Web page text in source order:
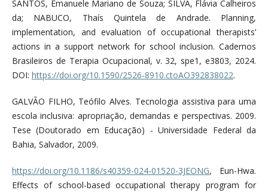
SANTOS, Emanuele Mariano de Souza; SILVA, Flávia Calheiros
da; NABUCO, Thaís Quintela de Andrade. Planning,
implementation, and evaluation of occupational therapists’
actions in a support network for school inclusion. Cadernos
Brasileiros de Terapia Ocupacional, v. 32, spe1, e3803, 2024.
DOI: https://doi.org/10.1590/2526-8910.ctoAO392838022.
GALVÃO FILHO, Teófilo Alves. Tecnologia assistiva para uma
escola inclusiva: apropriação, demandas e perspectivas. 2009.
Tese (Doutorado em Educação) - Universidade Federal da
Bahia, Salvador, 2009.
https://doi.org/10.1186/s40359-024-01520-3JEONG, Eun-Hwa.
Effects of school-based occupational therapy program for